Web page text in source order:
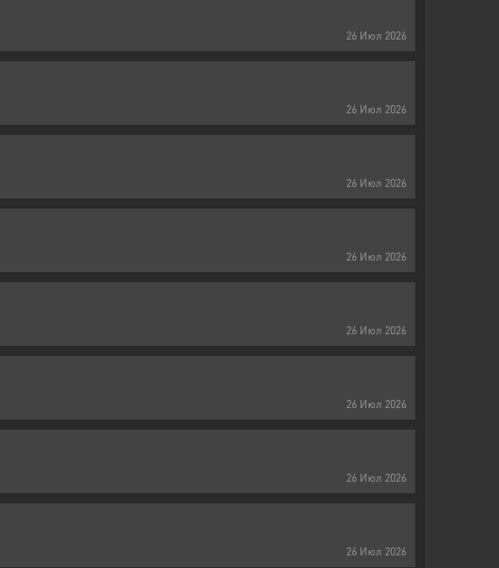
26 Июл 2026
26 Июл 2026
26 Июл 2026
26 Июл 2026
26 Июл 2026
26 Июл 2026
26 Июл 2026
26 Июл 2026